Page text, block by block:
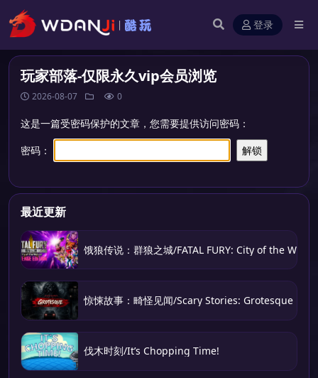
登录
玩家部落-仅限永久vip会员浏览
2026-08-07 0
这是一篇受密码保护的文章，您需要提供访问密码：
密码：
最近更新
饿狼传说：群狼之城/FATAL FURY: City of the
惊悚故事：畸怪见闻/Scary Stories: Grotesque
伐木时刻/It’s Chopping Time!